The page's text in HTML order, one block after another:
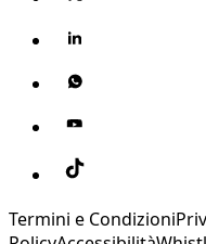
Termini e Condizioni